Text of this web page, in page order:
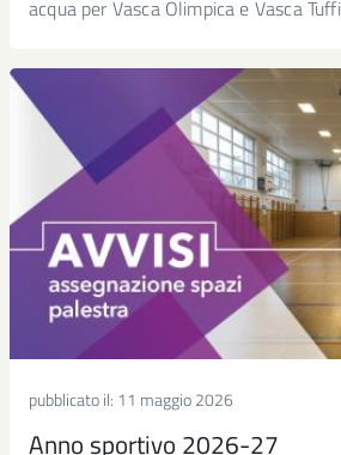
acqua per Vasca Olimpica e Vasca Tuffi
pubblicato il: 11 maggio 2026
Anno sportivo 2026-27